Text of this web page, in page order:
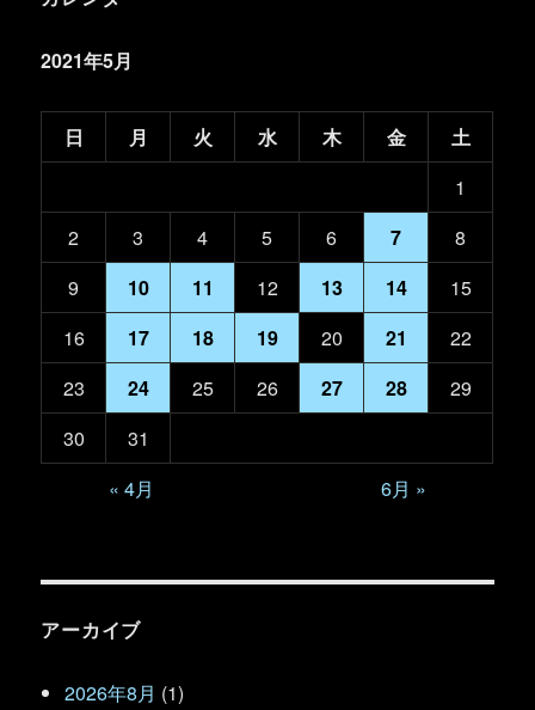
2021年5月
日 月 火 水 木 金
土
1
2
3 4 5 6 7
8
9
10 11 12 13 14
15
16
17 18 19 20 21
22
23
24 25 26 27 28
29
30
31
« 4月
6月 »
アーカイブ
2026年8月 (1)